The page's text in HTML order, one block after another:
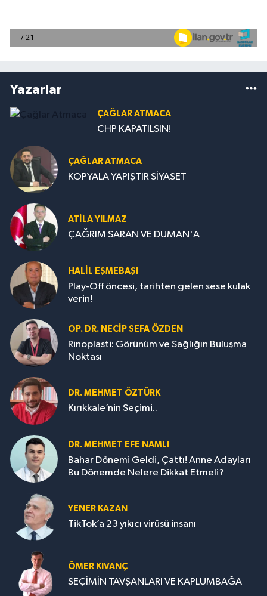
Yazarlar
ÇAĞLAR ATMACA
CHP KAPATILSIN!
ÇAĞLAR ATMACA
KOPYALA YAPIŞTIR SİYASET
ATILA YILMAZ
ÇAĞRIM SARAN VE DUMAN'A
HALIL EŞMEBAŞI
Play-Off öncesi, tarihten gelen sese kulak
verin!
OP. DR. NECIP SEFA ÖZDEN
Rinoplasti: Görünüm ve Sağlığın Buluşma
Noktası
DR. MEHMET ÖZTÜRK
Kırıkkale’nin Seçimi..
DR. MEHMET EFE NAMLI
Bahar Dönemi Geldi, Çattı! Anne Adayları
Bu Dönemde Nelere Dikkat Etmeli?
YENER KAZAN
TikTok’a 23 yıkıcı virüsü insanı
ÖMER KIVANÇ
SEÇİMİN TAVŞANLARI VE KAPLUMBAĞA